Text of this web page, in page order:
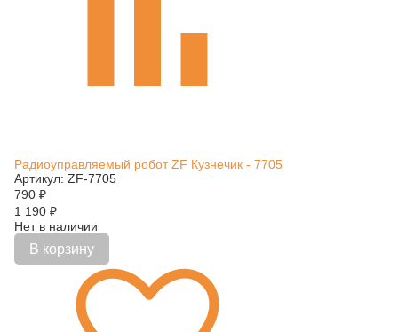
Радиоуправляемый робот ZF Кузнечик - 7705
Артикул: ZF-7705
790 ₽
1 190 ₽
Нет в наличии
В корзину